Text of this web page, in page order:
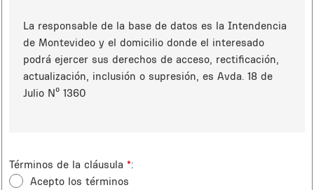
La responsable de la base de datos es la Intendencia
de Montevideo y el domicilio donde el interesado
podrá ejercer sus derechos de acceso, rectificación,
actualización, inclusión o supresión, es Avda. 18 de
Julio Nº 1360
Términos de la cláusula *
Acepto los términos